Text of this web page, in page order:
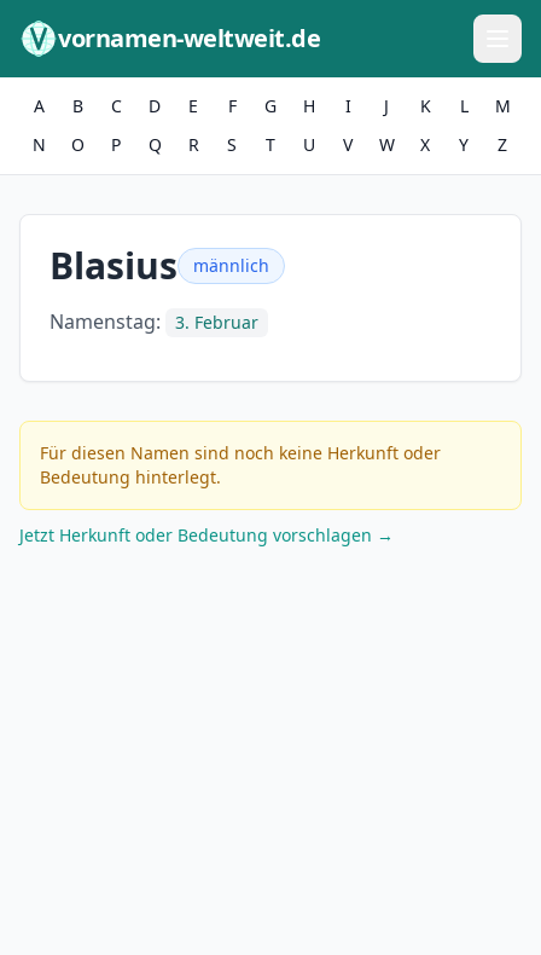
vornamen-weltweit.de
A B C D E F G H I J K L
M
N
O P Q R S T U V W X Y Z
Blasius männlich
Namenstag: 3. Februar
Für diesen Namen sind noch keine Herkunft oder
Bedeutung hinterlegt.
Jetzt Herkunft oder Bedeutung vorschlagen →